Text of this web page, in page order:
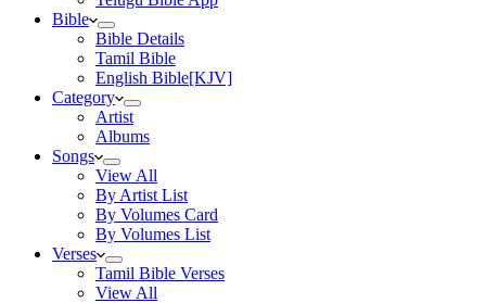
Bible
Bible Details
Tamil Bible
English Bible[KJV]
Category
Artist
Albums
Songs
View All
By Artist List
By Volumes Card
By Volumes List
Verses
Tamil Bible Verses
View All